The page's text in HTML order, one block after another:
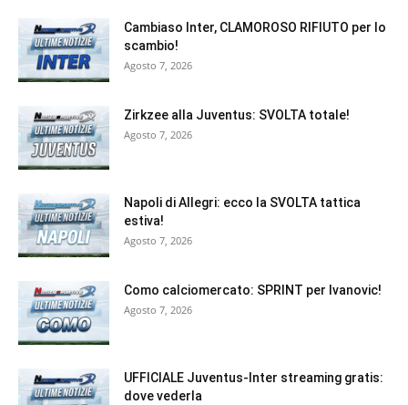
Cambiaso Inter, CLAMOROSO RIFIUTO per lo
scambio!
Agosto 7, 2026
Zirkzee alla Juventus: SVOLTA totale!
Agosto 7, 2026
Napoli di Allegri: ecco la SVOLTA tattica
estiva!
Agosto 7, 2026
Como calciomercato: SPRINT per Ivanovic!
Agosto 7, 2026
UFFICIALE Juventus-Inter streaming gratis:
dove vederla